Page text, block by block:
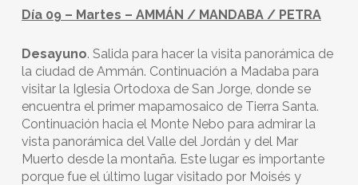
Día 09 – Martes – AMMÁN / MANDABA / PETRA
Desayuno. Salida para hacer la visita panorámica de
la ciudad de Ammán. Continuación a Madaba para
visitar la Iglesia Ortodoxa de San Jorge, donde se
encuentra el primer mapamosaico de Tierra Santa.
Continuación hacia el Monte Nebo para admirar la
vista panorámica del Valle del Jordán y del Mar
Muerto desde la montaña. Este lugar es importante
porque fue el último lugar visitado por Moisés y